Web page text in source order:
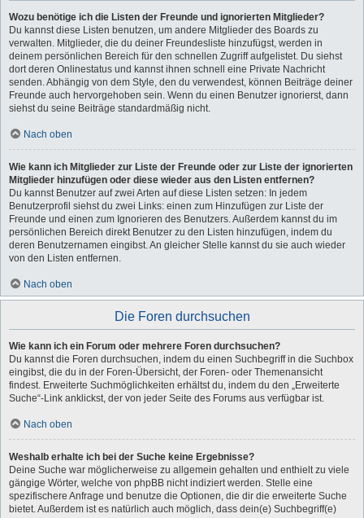
Wozu benötige ich die Listen der Freunde und ignorierten Mitglieder?
Du kannst diese Listen benutzen, um andere Mitglieder des Boards zu
verwalten. Mitglieder, die du deiner Freundesliste hinzufügst, werden in
deinem persönlichen Bereich für den schnellen Zugriff aufgelistet. Du siehst
dort deren Onlinestatus und kannst ihnen schnell eine Private Nachricht
senden. Abhängig von dem Style, den du verwendest, können Beiträge deiner
Freunde auch hervorgehoben sein. Wenn du einen Benutzer ignorierst, dann
siehst du seine Beiträge standardmäßig nicht.
Nach oben
Wie kann ich Mitglieder zur Liste der Freunde oder zur Liste der ignorierten
Mitglieder hinzufügen oder diese wieder aus den Listen entfernen?
Du kannst Benutzer auf zwei Arten auf diese Listen setzen: In jedem
Benutzerprofil siehst du zwei Links: einen zum Hinzufügen zur Liste der
Freunde und einen zum Ignorieren des Benutzers. Außerdem kannst du im
persönlichen Bereich direkt Benutzer zu den Listen hinzufügen, indem du
deren Benutzernamen eingibst. An gleicher Stelle kannst du sie auch wieder
von den Listen entfernen.
Nach oben
Die Foren durchsuchen
Wie kann ich ein Forum oder mehrere Foren durchsuchen?
Du kannst die Foren durchsuchen, indem du einen Suchbegriff in die Suchbox
eingibst, die du in der Foren-Übersicht, der Foren- oder Themenansicht
findest. Erweiterte Suchmöglichkeiten erhältst du, indem du den „Erweiterte
Suche“-Link anklickst, der von jeder Seite des Forums aus verfügbar ist.
Nach oben
Weshalb erhalte ich bei der Suche keine Ergebnisse?
Deine Suche war möglicherweise zu allgemein gehalten und enthielt zu viele
gängige Wörter, welche von phpBB nicht indiziert werden. Stelle eine
spezifischere Anfrage und benutze die Optionen, die dir die erweiterte Suche
bietet. Außerdem ist es natürlich auch möglich, dass dein(e) Suchbegriff(e)